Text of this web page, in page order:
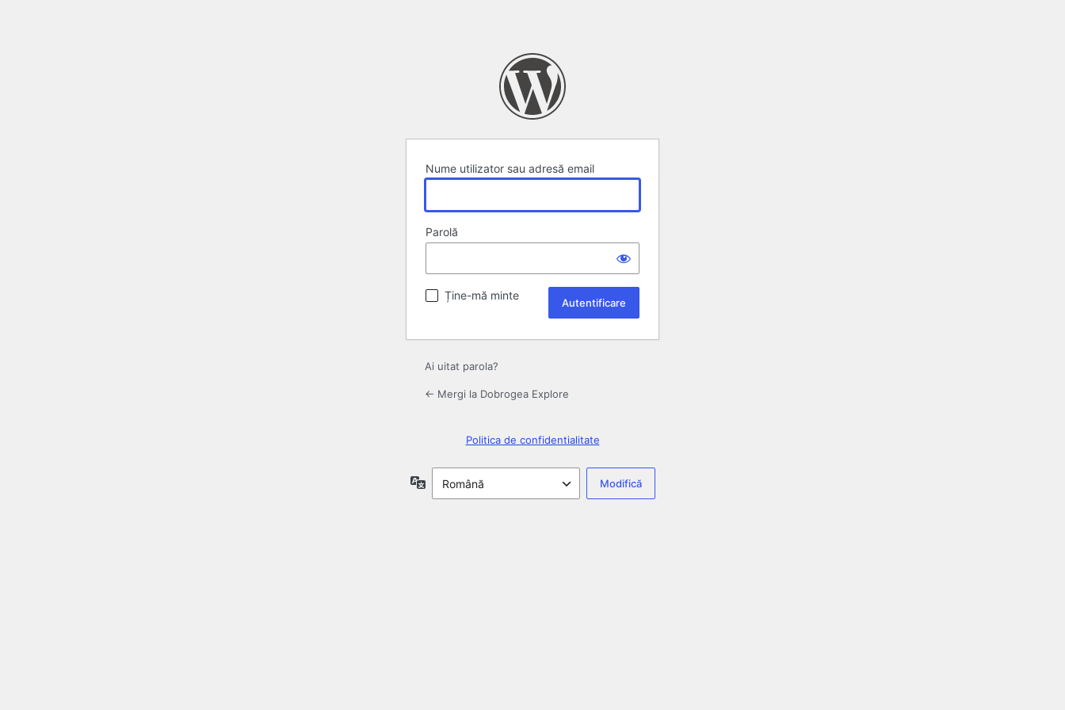
Nume utilizator sau adresă email
Parolă
Ține-mă minte
Ai uitat parola?
← Mergi la Dobrogea Explore
Politica de confidentialitate
Limbă